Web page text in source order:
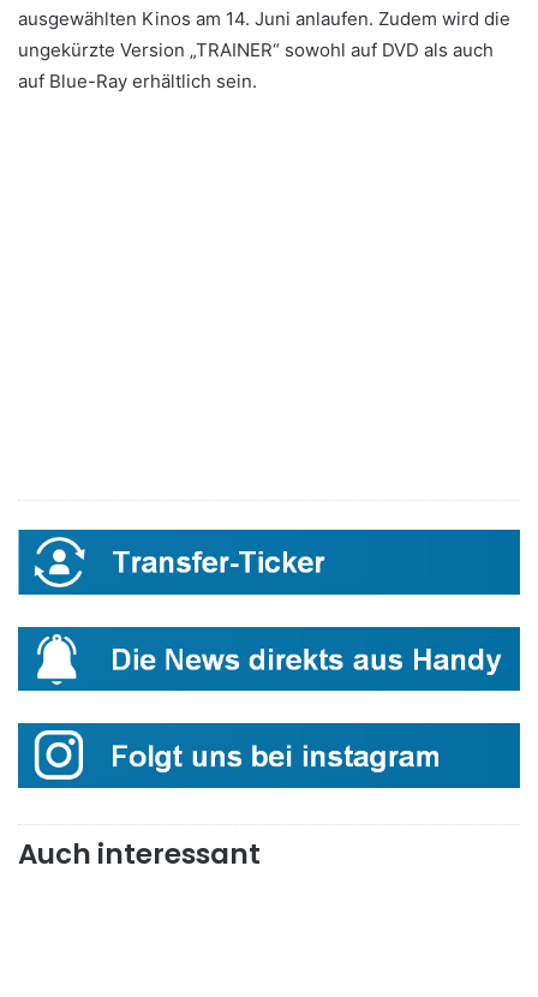
ausgewählten Kinos am 14. Juni anlaufen. Zudem wird die
ungekürzte Version „TRAINER“ sowohl auf DVD als auch
auf Blue-Ray erhältlich sein.
Auch interessant